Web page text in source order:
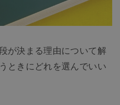
が決まる理由について解
ときにどれを選んでいい